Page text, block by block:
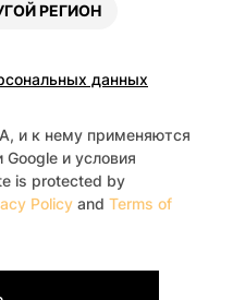
РЕГИОН
данных
и к нему применяются
и условия
is protected by
Policy and Terms of